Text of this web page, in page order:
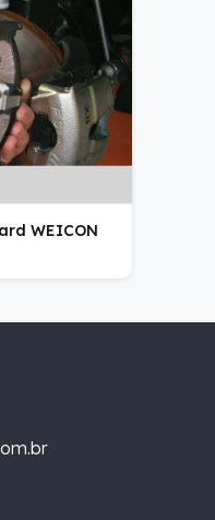
WEICON